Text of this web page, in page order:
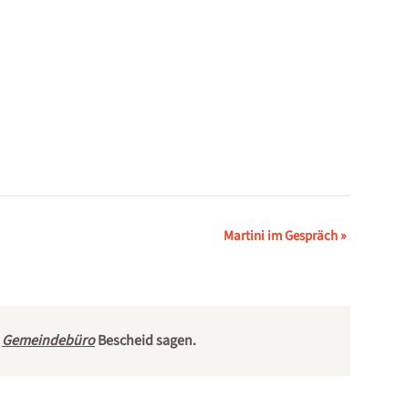
Martini im Gespräch»
GemeindebüroBescheid sagen.